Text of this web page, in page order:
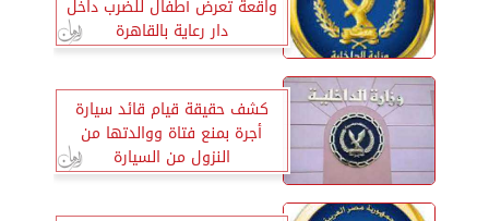
واقعة تعرض أطفال للضرب داخل
دار رعاية بالقاهرة
كشف حقيقة قيام قائد سيارة
أجرة بمنع فتاة ووالدتها من
النزول من السيارة